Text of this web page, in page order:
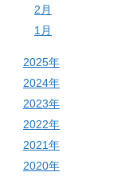
2月
1月
2025年
2024年
2023年
2022年
2021年
2020年